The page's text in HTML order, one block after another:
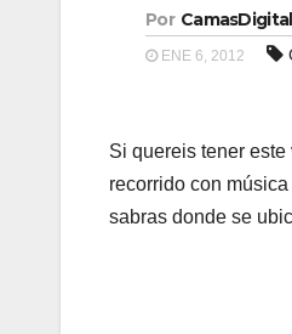
Por CamasDigital
ENE 6, 2012
Si quereis tener
recorrido con
sabras donde se